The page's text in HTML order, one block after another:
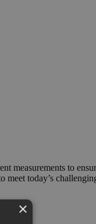
measurements to
meet today’s
×